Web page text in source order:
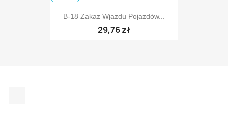
B-18 Zakaz Wjazdu Pojazdów...
29,76 zł